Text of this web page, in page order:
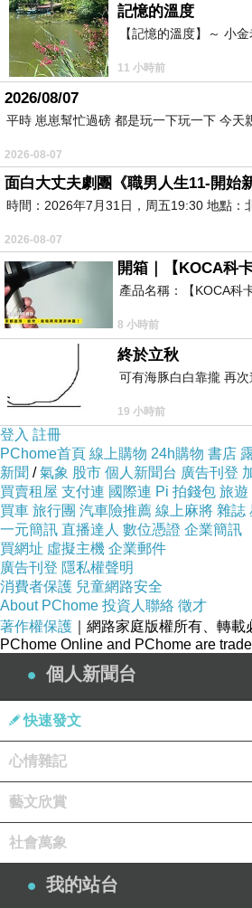
記憶的溫度
【記憶的溫度】～ 小
11 小時前
2026/08/07
平時 崽崽幫忙過磅 都是玩一下玩一下 今
2026-08-07
面白大丈夫劇團《職男人生11-開始
時間：2026年7月31日，周五19:30 地點
2026-08-07
開箱｜【KOCA科
產品名稱：【KOCA科
8 小時前
終於立秋
可有海豚白白靠攏 再
19 小時前
登入 註冊
PChome首頁 線上購物 24h購物 書店
新聞 /氣象 股市 個人新聞台 廣告刊登
買賣租屋 支付連 國際連 Pi 拍錢包 旅遊
買車 旅行團 汽車險推薦 線上麻將 雜誌
一元簡訊 直播達人 數位憑證 企業簡訊
買網址 虛擬主機 企業郵件
廣告刊登 隱私權聲明
消費者保護 兒童網路安全
About PChome 投資人聯絡 徵才
著作權保護 ｜網路家庭版權所有、轉載
PChome Online and PChome are
個人新聞台
快速發文
心情雜記
藝文欣賞
社會萬象
我的站台